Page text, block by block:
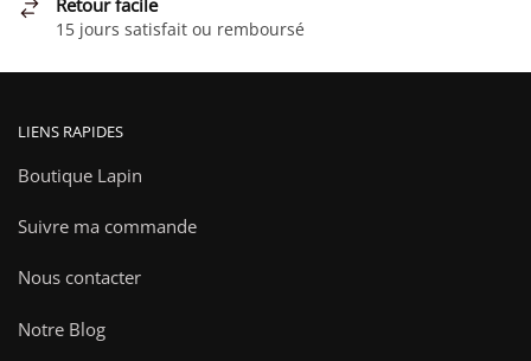
Retour facile
15 jours satisfait ou remboursé
LIENS RAPIDES
Boutique Lapin
Suivre ma commande
Nous contacter
Notre Blog